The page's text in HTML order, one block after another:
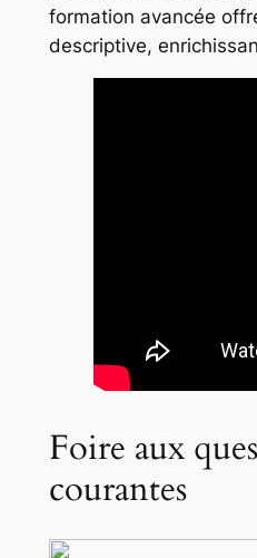
formation avancée
descriptive,
Foire aux
courantes